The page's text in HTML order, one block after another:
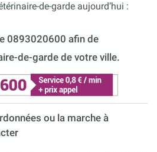
de-garde aujourd’hui :
0893020600 afin de
de-garde de votre ville.
ou la marche à